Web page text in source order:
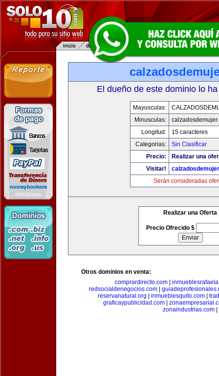
El dueño de este dominio lo
Mayusculas:
Minusculas:
Longitud:
15 caracteres
Categorias:
Sin Clasificar
Precio:
Realizar una
Visitar!
Serán consideradas
Realizar una Oferta
Precio Ofrecido $
Otros dominios en venta:
comprardirecto.com
redsocialdenegocios.com|
reservanatural.org
inmueblesquito.com
graficaypublicidad.com
zonaindustrias.com